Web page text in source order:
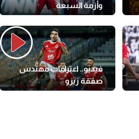
وأزمة السبعة
فيديو.. اعترافات مهندس
صفقة زيزو